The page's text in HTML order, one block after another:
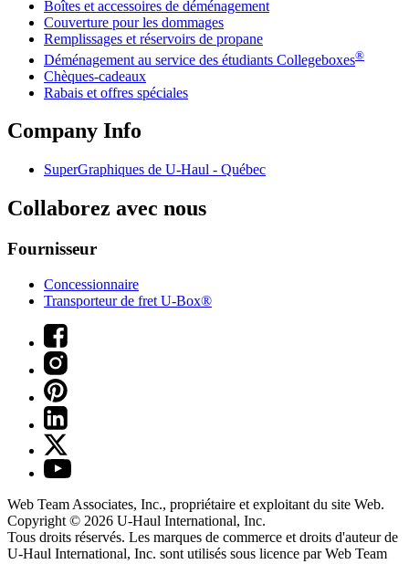
Boîtes et accessoires de déménagement
Couverture pour les dommages
Remplissages et réservoirs de propane
Déménagement au service des étudiants Collegeboxes®
Chèques-cadeaux
Rabais et offres spéciales
Company Info
SuperGraphiques de U-Haul - Québec
Collaborez avec nous
Fournisseur
Concessionnaire
Transporteur de fret U-Box®
Web Team Associates, Inc., propriétaire et exploitant du site Web.
Copyright © 2026 U-Haul International, Inc.
Tous droits réservés. Les marques de commerce et droits d'auteur de
U-Haul International, Inc. sont utilisés sous licence par Web Team